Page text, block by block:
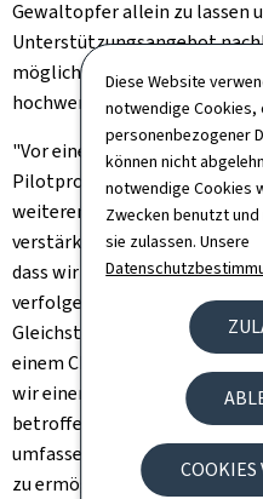
Diese Website
notwendige Cookies,
personenbezogener
können nicht
notwendige Cookies
Zwecken benutzt
sie zulassen. Unsere
COOKIES
Gewaltopfer allein zu lassen
Unterstützungsangebot
möglichst niederschwelliger
hochwertige Betreuung
"Vor einem Jahr hatte ich
Pilotprojekt starten und
weiterentwickeln, unser
verstärken würden. Ich freue
dass wir diesen Plan
verfolgen werden", erklärte
Gleichstellung und
einem CNVV, das nun rund
wir einen entscheidenden
betroffenen Person einen
umfassenden, menschlichen
zu ermöglichen. Unsere